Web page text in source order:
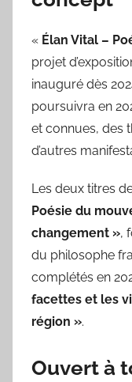
« Élan Vital –
projet
inauguré dès
poursuivra en
et connues, des
d’autres
Les deux titres
Poésie du
changement »,
du philosophe
complétés en
facettes et les
région ».
Ouvert à